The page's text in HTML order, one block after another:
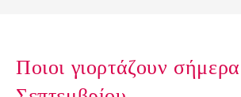
Ποιοι γιορτάζουν